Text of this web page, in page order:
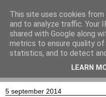
5 september 2014
This site uses cookies
and to analyze traffic. Your
shared with Google along
metrics to ensure quality of
statistics, and to detect
LEARN